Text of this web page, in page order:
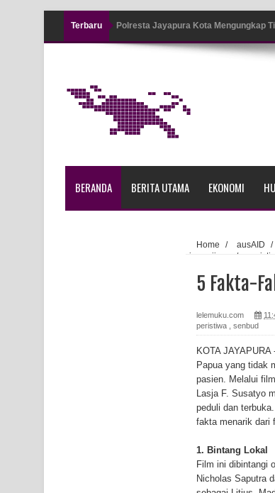
Terbaru Polresta Jayapura Kota Mengungkap
Kapolresta Jayapura Kota
Lima Rumah Pribadi Terbakar Di
Gempa M3,3 Guncang Nabire, BMKG
Mama-Mama Pasar Lama Sentani
Polres Jayapura Terima Laporan
Marthen Medlama Sebut Pemprov
BRI Region 18 Jayapura Salurkan
BERANDA BERITA UTAMA EKONOMI
Home / ausAID /
jayawijaya
/
5 Fakta-
lelemuku.com
peristiwa
senbud
KOTA
Papua yang tidak
pasien. Melalui
Lasja F. Susatyo
peduli dan
fakta menarik dari
1. Bintang Lokal
Film ini dibintangi
Nicholas Saputra